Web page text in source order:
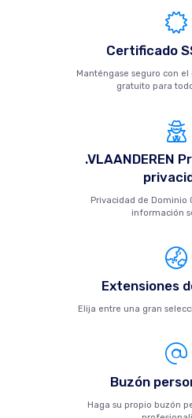
Certificado
Manténgase seguro con el
gratuito para
.VLAANDEREN
Privacidad de Dominio
información
Extensiones
Elija entre una gran
Buzón
Haga su propio buzón